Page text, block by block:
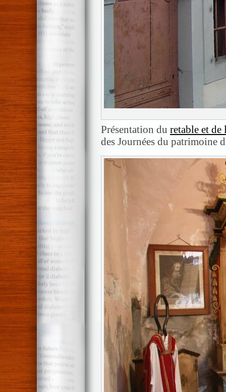
Présentation du retable et
des Journées du patrimoine